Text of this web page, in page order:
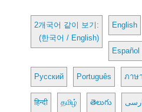
2개국어 같이 보기:
(한국어 / English)
English
Español
Русский Português ภาษ
हिन्दी தமிழ் తెలుగు